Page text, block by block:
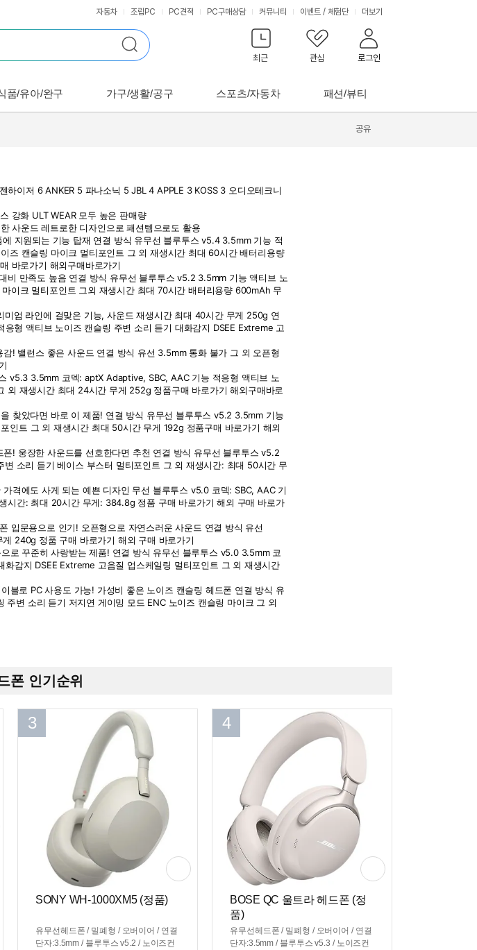
최근 관심 로그인
자동차 조립PC PC견적 PC구매상담 커뮤니티 이벤트 / 체험단 더보기
품/유아/완구 가구/생활/공구 스포츠/자동차 패션/뷰티
공유
폰 인기순위
3
SONY WH-1000XM5 (정품)
유무선헤드폰 / 밀폐형 / 오버이어 / 연결
단자:3.5mm / 블루투스 v5.2 / 노이즈컨
4
BOSE QC 울트라 헤드폰 (정
품)
유무선헤드폰 / 밀폐형 / 오버이어 / 연결
단자:3.5mm / 블루투스 v5.3 / 노이즈컨